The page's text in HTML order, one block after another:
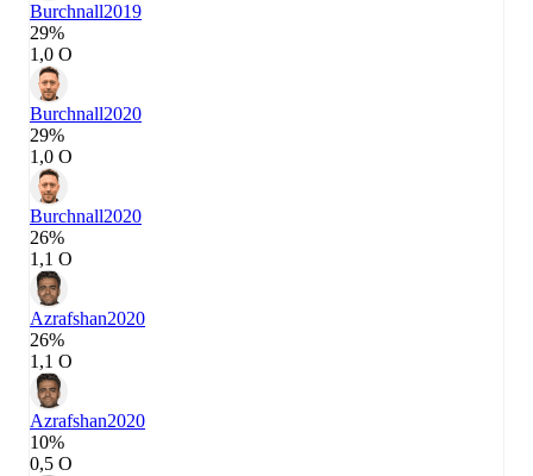
Burchnall2019
29%
1,0 О
Burchnall2020
29%
1,0 О
Burchnall2020
26%
1,1 О
Azrafshan2020
26%
1,1 О
Azrafshan2020
10%
0,5 О